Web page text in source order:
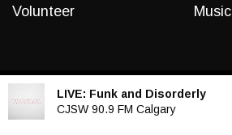
Volunteer
Music
LIVE: Funk and Disorderly
CJSW 90.9 FM Calgary